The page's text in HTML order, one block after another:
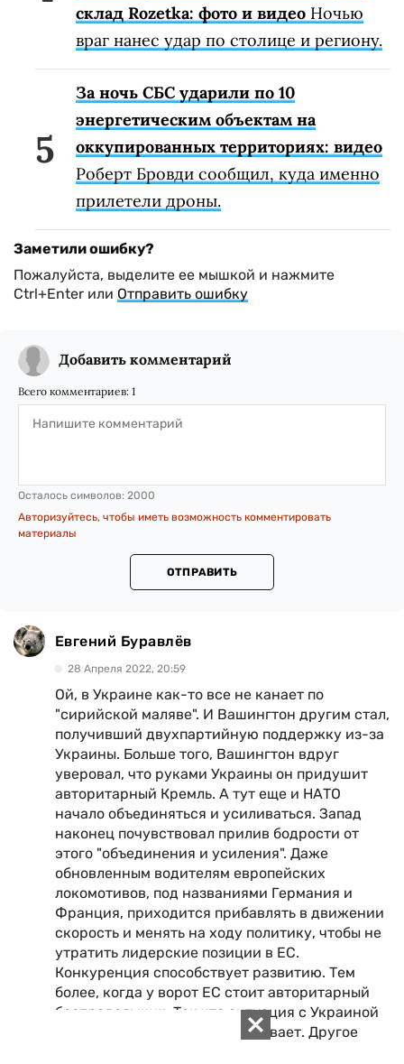
склад Rozetka: фото и видео Ночью
враг нанес удар по столице и региону.
За ночь СБС ударили по 10
энергетическим объектам на
оккупированных территориях: видео
Роберт Бровди сообщил, куда именно
прилетели дроны.
Заметили ошибку?
Пожалуйста, выделите ее мышкой и нажмите
Ctrl+Enter или Отправить ошибку
Добавить комментарий
Всего комментариев: 1
Осталось символов: 2000
Авторизуйтесь, чтобы иметь возможность комментировать
материалы
ОТПРАВИТЬ
Евгений Буравлёв
28 Апреля 2022, 20:59
Ой, в Украине как-то все не канает по
"сирийской маляве". И Вашингтон другим стал,
получивший двухпартийную поддержку из-за
Украины. Больше того, Вашингтон вдруг
уверовал, что руками Украины он придушит
авторитарный Кремль. А тут еще и НАТО
начало объединяться и усиливаться. Запад
наконец почувствовал прилив бодрости от
этого "объединения и усиления". Даже
обновленным водителям европейских
локомотивов, под названиями Германия и
Франция, приходится прибавлять в движении
скорость и менять на ходу политику, чтобы не
утратить лидерские позиции в ЕС.
Конкуренция способствует развитию. Тем
более, когда у ворот ЕС стоит авторитарный
беспредельщик. Так что ситуация с Украиной
никак на сирийскую не смахивает. Другое